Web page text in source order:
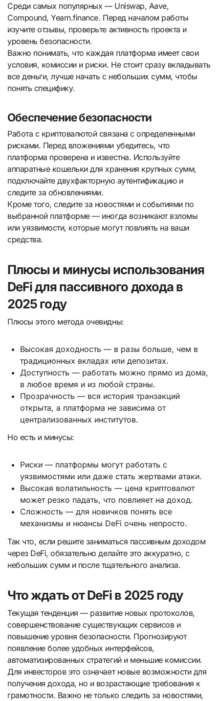
Среди самых популярных — Uniswap, Aave,
Compound, Yearn.finance. Перед началом работы
изучите отзывы, проверьте активность проекта и
уровень безопасности.
Важно понимать, что каждая платформа имеет свои
условия, комиссии и риски. Не стоит сразу вкладывать
все деньги, лучше начать с небольших сумм, чтобы
понять специфику.
Обеспечение безопасности
Работа с криптовалютой связана с определенными
рисками. Перед вложениями убедитесь, что
платформа проверена и известна. Используйте
аппаратные кошельки для хранения крупных сумм,
подключайте двухфакторную аутентификацию и
следите за обновлениями.
Кроме того, следите за новостями и событиями по
выбранной платформе — иногда возникают взломы
или уязвимости, которые могут повлиять на ваши
средства.
Плюсы и минусы использования
DeFi для пассивного дохода в
2025 году
Плюсы этого метода очевидны:
Высокая доходность — в разы больше, чем в
традиционных вкладах или депозитах.
Доступность — работать можно прямо из дома,
в любое время и из любой страны.
Прозрачность — вся история транзакций
открыта, а платформа не зависима от
централизованных институтов.
Но есть и минусы:
Риски — платформы могут работать с
уязвимостями или даже стать жертвами атаки.
Высокая волатильность — цена криптовалют
может резко падать, что повлияет на доход.
Сложность — для новичков понять все
механизмы и нюансы DeFi очень непросто.
Так что, если решите заниматься пассивным доходом
через DeFi, обязательно делайте это аккуратно, с
небольших сумм и после тщательного анализа.
Что ждать от DeFi в 2025 году
Текущая тенденция — развитие новых протоколов,
совершенствование существующих сервисов и
повышение уровня безопасности. Прогнозируют
появление более удобных интерфейсов,
автоматизированных стратегий и меньшие комиссии.
Для инвесторов это означает новые возможности для
получения дохода, но и возрастающие требования к
грамотности. Важно не только следить за новостями,